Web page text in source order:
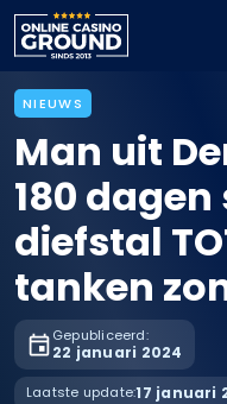
NIEUWS
Man uit
180
diefstal
tanken
Gepubliceerd:
22 januari 2024
Laatste update:17 januari